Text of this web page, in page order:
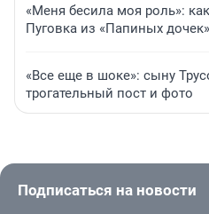
«Меня бесила моя роль»:
Пуговка из «Папиных дочек»
«Все еще в шоке»: сыну
трогательный пост и фото
Подписаться на новости